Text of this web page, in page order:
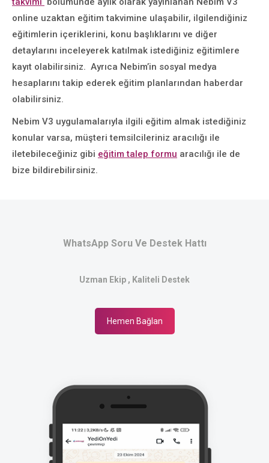
online uzaktan eğitim takvimine ulaşabilir, ilgilendiğiniz
eğitimlerin içeriklerini, konu başlıklarını ve diğer
detaylarını inceleyerek katılmak istediğiniz eğitimlere
kayıt olabilirsiniz. Ayrıca Nebim’in sosyal medya
hesaplarını takip ederek eğitim planlarından haberdar
olabilirsiniz.
Nebim V3 uygulamalarıyla ilgili eğitim almak istediğiniz
konular varsa, müşteri temsilcileriniz aracılığı ile
iletebileceğiniz gibi eğitim talep formu aracılığı ile de
bize bildirebilirsiniz.
WhatsApp Soru Ve Destek Hattı
Uzman Ekip , Kaliteli Destek
Hemen Bağlan